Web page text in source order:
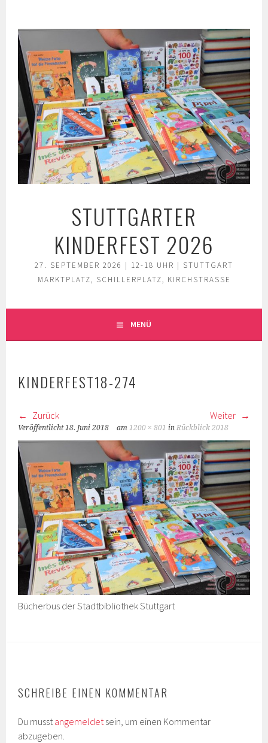
Inhalt
STUTTGARTER
KINDERFEST 2026
27. SEPTEMBER 2026 | 12-18 UHR | STUTTGART
MARKTPLATZ, SCHILLERPLATZ, KIRCHSTRASSE
MENÜ
KINDERFEST18-274
Zurück Weiter
Veröffentlicht 18. Juni 2018 am 1200 × 801 in Rückblick 2018
Bücherbus der Stadtbibliothek Stuttgart
SCHREIBE EINEN KOMMENTAR
Du musstangemeldetsein, um einen Kommentar
abzugeben.